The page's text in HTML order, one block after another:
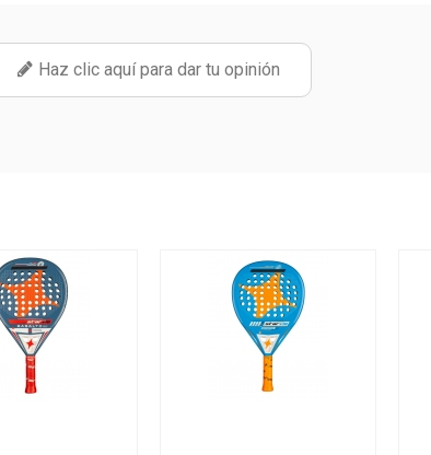
Haz clic aquí para dar tu opinión